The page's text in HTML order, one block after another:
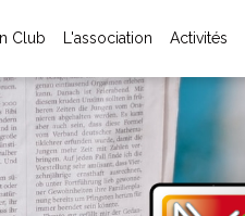
Club L'association Activités